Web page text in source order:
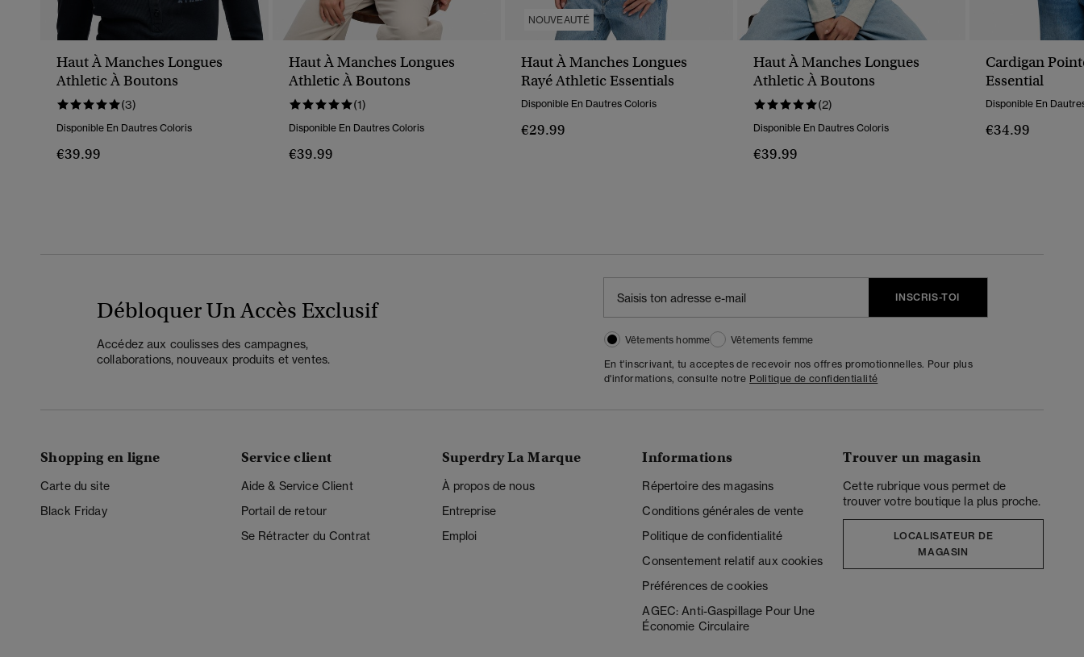
Haut À Manches Longues
Athletic À Boutons
(3)
Disponible En Dautres Coloris
€39.99
Haut À Manches Longues
Athletic À Boutons
(1)
Disponible En Dautres Coloris
€39.99
NOUVEAUTÉ
Haut À Manches Longues
Rayé Athletic Essentials
Disponible En Dautres Coloris
€29.99
Haut À Manches Longues
Athletic À Boutons
(2)
Disponible En Dautres Coloris
€39.99
Cardigan
Essential
Disponible En
€34.99
Débloquer Un Accès Exclusif
Accédez aux coulisses des campagnes,
collaborations, nouveaux produits et ventes.
INSCRIS-TOI
Vêtements homme
Vêtements femme
En t'inscrivant, tu acceptes de recevoir nos offres promotionnelles. Pour plus
d'informations, consulte notre Politique de confidentialité
Shopping en ligne
Carte du site
Black Friday
Service client
Aide & Service Client
Portail de retour
Se Rétracter du Contrat
Superdry La Marque
À propos de nous
Entreprise
Emploi
Informations
Répertoire des magasins
Conditions générales de vente
Politique de confidentialité
Consentement relatif aux cookies
Préférences de cookies
AGEC: Anti-Gaspillage Pour Une
Économie Circulaire
Trouver un magasin
Cette rubrique vous permet de
trouver votre boutique la plus proche.
LOCALISATEUR DE
MAGASIN